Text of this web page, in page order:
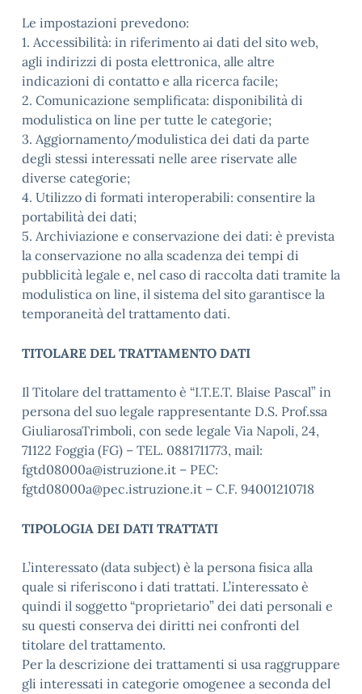
Le impostazioni prevedono:
1. Accessibilità: in riferimento ai dati del sito web,
agli indirizzi di posta elettronica, alle altre
indicazioni di contatto e alla ricerca facile;
2. Comunicazione semplificata: disponibilità di
modulistica on line per tutte le categorie;
3. Aggiornamento/modulistica dei dati da parte
degli stessi interessati nelle aree riservate alle
diverse categorie;
4. Utilizzo di formati interoperabili: consentire la
portabilità dei dati;
5. Archiviazione e conservazione dei dati: è prevista
la conservazione no alla scadenza dei tempi di
pubblicità legale e, nel caso di raccolta dati tramite la
modulistica on line, il sistema del sito garantisce la
temporaneità del trattamento dati.
TITOLARE DEL TRATTAMENTO DATI
Il Titolare del trattamento è “I.T.E.T. Blaise Pascal” in
persona del suo legale rappresentante D.S. Prof.ssa
GiuliarosaTrimboli, con sede legale Via Napoli, 24,
71122 Foggia (FG) – TEL. 0881711773, mail:
fgtd08000a@istruzione.it – PEC:
fgtd08000a@pec.istruzione.it – C.F. 94001210718
TIPOLOGIA DEI DATI TRATTATI
L’interessato (data subject) è la persona fisica alla
quale si riferiscono i dati trattati. L’interessato è
quindi il soggetto “proprietario” dei dati personali e
su questi conserva dei diritti nei confronti del
titolare del trattamento.
Per la descrizione dei trattamenti si usa raggruppare
gli interessati in categorie omogenee a seconda del